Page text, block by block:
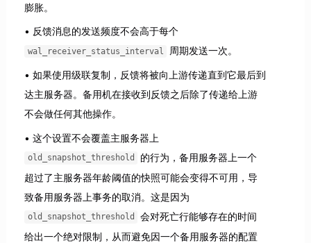
膨胀。
反馈消息的发送频度不会高于每个
wal_receiver_status_interval 周期发送一次。
如果使用级联复制，反馈将被向上游传递直到它最后到
达主服务器。备用机在接收到反馈之后除了传递给上游
不会做任何其他操作。
这个设置不会覆盖主服务器上
old_snapshot_threshold
的行为，备用服务器上一个
超过了主服务器年龄阈值的快照可能会变得不可用，导
致备用服务器上事务的取消。这是因为
old_snapshot_threshold
会对死亡行能够存在的时间
给出一个绝对限制，从而避免因一个备用服务器的配置